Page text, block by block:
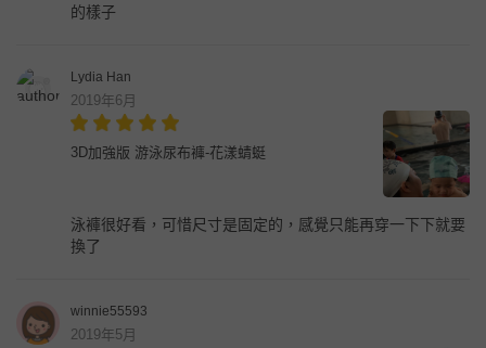
的樣子
Lydia Han
2019年6月
3D加強版 游泳尿布褲-花漾蜻蜓
泳褲很好看，可惜尺寸是固定的，感覺只能再穿一下下就要
換了
winnie55593
2019年5月